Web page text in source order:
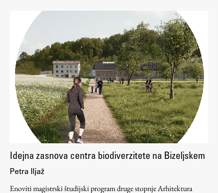
Idejna zasnova centra biodiverzitete na Bizeljskem
Petra Iljaž
Enoviti magistrski študijski program druge stopnje Arhitektura